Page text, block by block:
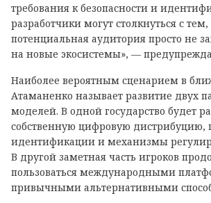
требования к безопасности и
разработчики могут столкнуться с тем,
потенциальная аудитория просто не
на новые экосистемы», —
Наиболее вероятным сценарием в
Атаманенко называет развитие двух
моделей. В одной государство будет
собственную цифровую дистрибуцию,
идентификации и механизмы
В другой заметная часть игроков
пользоваться международными
привычными альтернативными